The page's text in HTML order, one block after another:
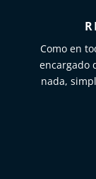
Como en
encargado
nada,